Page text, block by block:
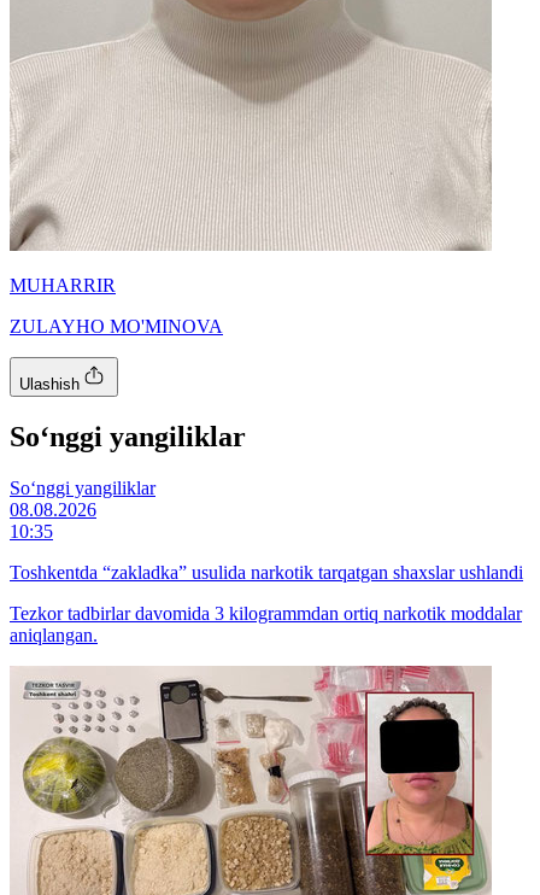
MUHARRIR
ZULAYHO MO'MINOVA
Ulashish
So‘nggi yangiliklar
So‘nggi yangiliklar
08.08.2026
10:35
Toshkentda “zakladka” usulida narkotik tarqatgan shaxslar ushlandi
Tezkor tadbirlar davomida 3 kilogrammdan ortiq narkotik moddalar
aniqlangan.